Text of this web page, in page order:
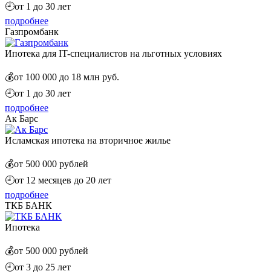
🕘от 1 до 30 лет
подробнее
Газпромбанк
Ипотека для IT-специалистов на льготных условиях
💰от 100 000 до 18 млн руб.
🕘от 1 до 30 лет
подробнее
Ак Барс
Исламская ипотека на вторичное жилье
💰от 500 000 рублей
🕘от 12 месяцев до 20 лет
подробнее
ТКБ БАНК
Ипотека
💰от 500 000 рублей
🕘от 3 до 25 лет